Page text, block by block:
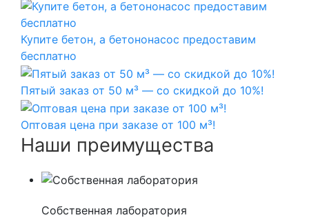
Купите бетон, а бетононасос предоставим
бесплатно
Пятый заказ от 50 м³ — со скидкой до 10%!
Оптовая цена при заказе от 100 м³!
Наши преимущества
Собственная лаборатория